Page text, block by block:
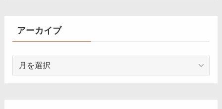
ーアーカイブ